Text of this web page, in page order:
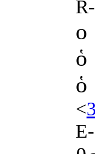
ο
ὁ
ὁ
<